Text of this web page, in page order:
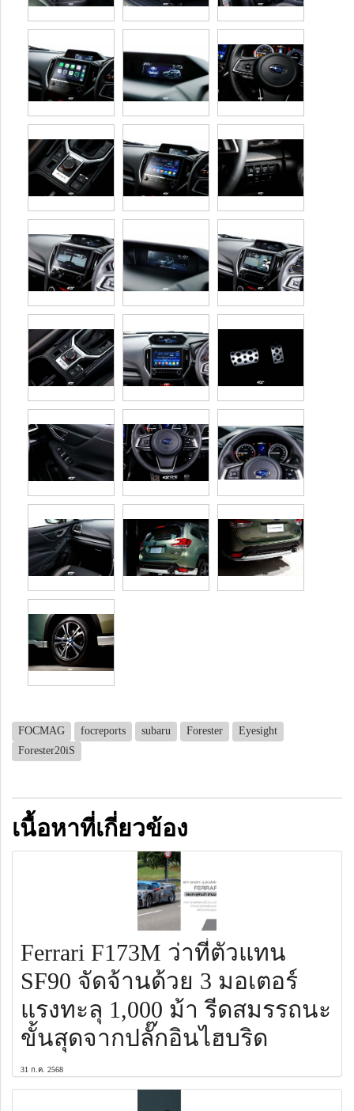
FOCMAG focreports subaru Forester
Eyesight
Forester20iS
เนื้อหาที่เกี่ยวข้อง
Ferrari F173M ว่าที่ตัวแทน
SF90 จัดจ้านด้วย 3 มอเตอร์
แรงทะลุ 1,000 ม้า รีดสมรรถนะ
ขั้นสุดจากปลั๊กอินไฮบริด
31 ก.ค. 2568